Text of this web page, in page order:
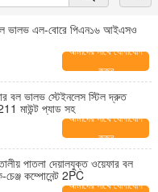
ভালভ এল-বোরে পিএন১৬ আইএসও
আমাদের সাথে যোগাযোগ
করুন
বল ভালভ স্টেইনলেস স্টিল দ্রুত
মাউন্ট প্যাড সহ
আমাদের সাথে যোগাযোগ
করুন
পাতলা দেয়ালযুক্ত ওয়েফার বল
কম্পোনেন্ট 2PC
আমাদের সাথে যোগাযোগ